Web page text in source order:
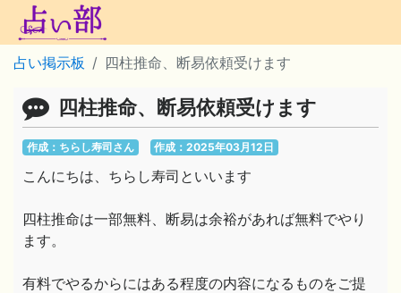
占い掲示板 四柱推命、断易依頼受けます
四柱推命、断易依頼受けます
作成：ちらし寿司さん 作成：2025年03月12日
こんにちは、ちらし寿司といいます
四柱推命は一部無料、断易は余裕があれば無料でやり
ます。
有料でやるからにはある程度の内容になるものをご提